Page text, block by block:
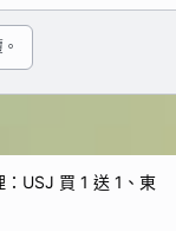
USJ 買 1 送 1、東